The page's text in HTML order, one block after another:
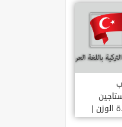
الوزن |
سوستاجين